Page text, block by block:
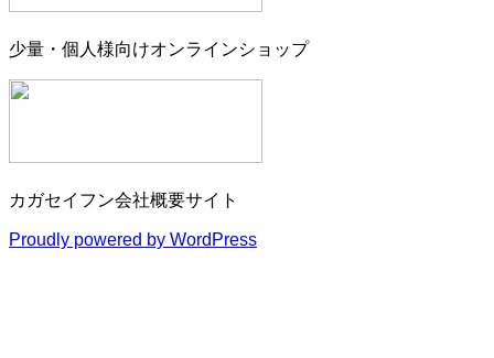
少量・個人様向けオンラインショップ
カガセイフン会社概要サイト
Proudly powered by WordPress